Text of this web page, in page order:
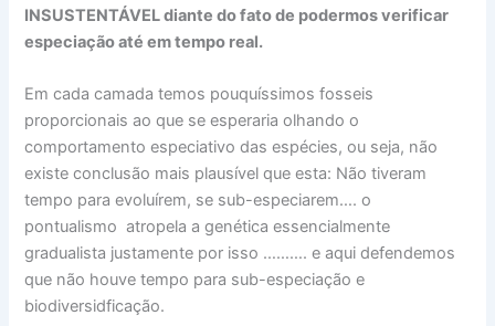
INSUSTENTÁVEL diante do fato de podermos verificar
especiação até em tempo real.
Em cada camada temos pouquíssimos fosseis
proporcionais ao que se esperaria olhando o
comportamento especiativo das espécies, ou seja, não
existe conclusão mais plausível que esta: Não tiveram
tempo para evoluírem, se sub-especiarem…. o
pontualismo atropela a genética essencialmente
gradualista justamente por isso ………. e aqui defendemos
que não houve tempo para sub-especiação e
biodiversidficação.